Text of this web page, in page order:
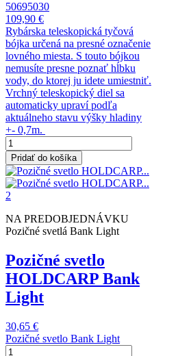
50695030
109,90 €
Rybárska teleskopická tyčová
bójka určená na presné označenie
lovného miesta. S touto bójkou
nemusíte presne poznať hĺbku
vody, do ktorej ju idete umiestniť.
Vrchný teleskopický diel sa
automaticky upraví podľa
aktuálneho stavu výšky hladiny
+- 0,7m.
Pridať do košíka
NA PREDOBJEDNÁVKU
Pozičné svetlá Bank Light
Pozičné svetlo
HOLDCARP Bank
Light
30,65 €
Pozičné svetlo Bank Light